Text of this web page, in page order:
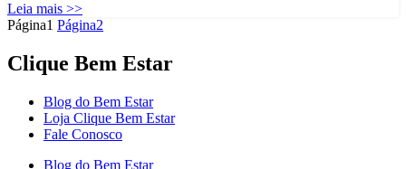
Leia mais >>
Página1 Página2
Clique Bem Estar
Blog do Bem Estar
Loja Clique Bem Estar
Fale Conosco
Blog do Bem Estar